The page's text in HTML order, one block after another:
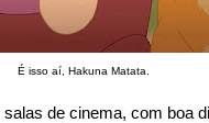
É isso aí, Hakuna Matata.
de cinema, com boa